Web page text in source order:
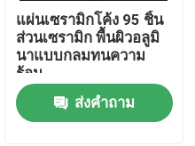
แผ่นเซรามิกโค้ง 95 ชิ้น
ส่วนเซรามิก พื้นผิวอลูมิ
นาแบบกลมทนความ
ร้อน
ส่งคำถาม